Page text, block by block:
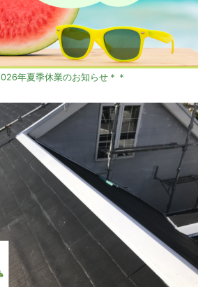
年夏季休業のお知らせ＊＊